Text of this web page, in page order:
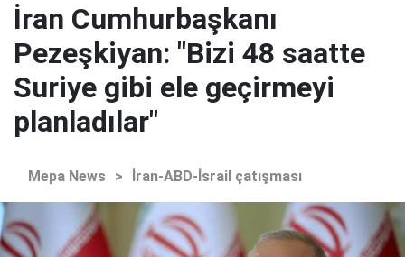
İran Cumhurbaşkanı
Pezeşkiyan: "Bizi 48 saatte
Suriye gibi ele geçirmeyi
planladılar"
Mepa News > İran-ABD-İsrail çatışması